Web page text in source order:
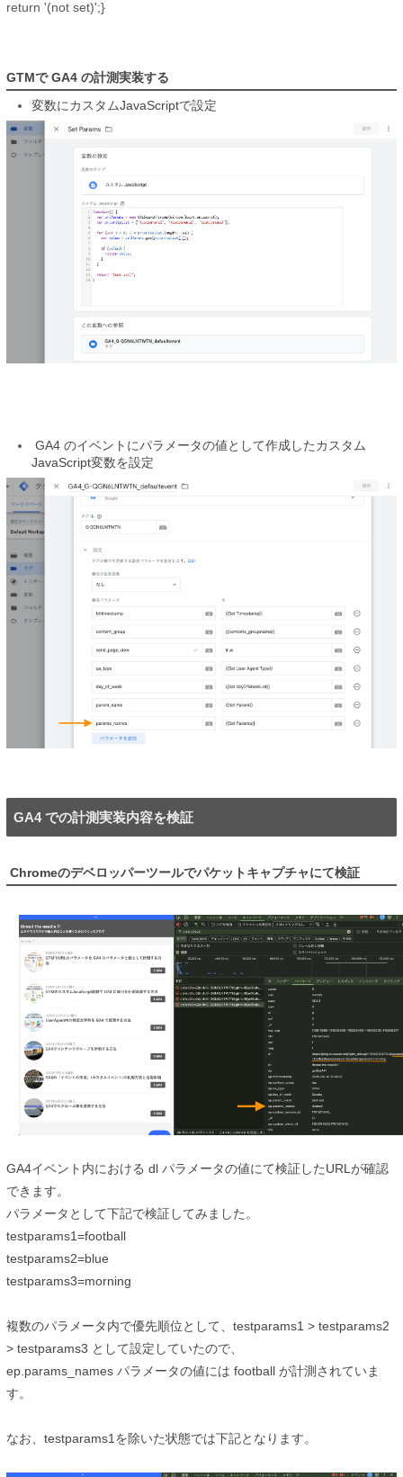
return '(not set)';}
GTMで GA4 の計測実装する
変数にカスタムJavaScriptで設定
GA4 のイベントにパラメータの値として作成したカスタム
JavaScript変数を設定
GA4 での計測実装内容を検証
Chromeのデベロッパーツールでパケットキャプチャにて検証
GA4イベント内における dl パラメータの値にて検証したURLが確認
できます。
パラメータとして下記で検証してみました。
testparams1=football
testparams2=blue
testparams3=morning
複数のパラメータ内で優先順位として、 testparams1 > testparams2
> testparams3 として設定していたので、
ep.params_names パラメータの値には football が計測されていま
す。
なお、 testparams1を除いた状態では下記となります。